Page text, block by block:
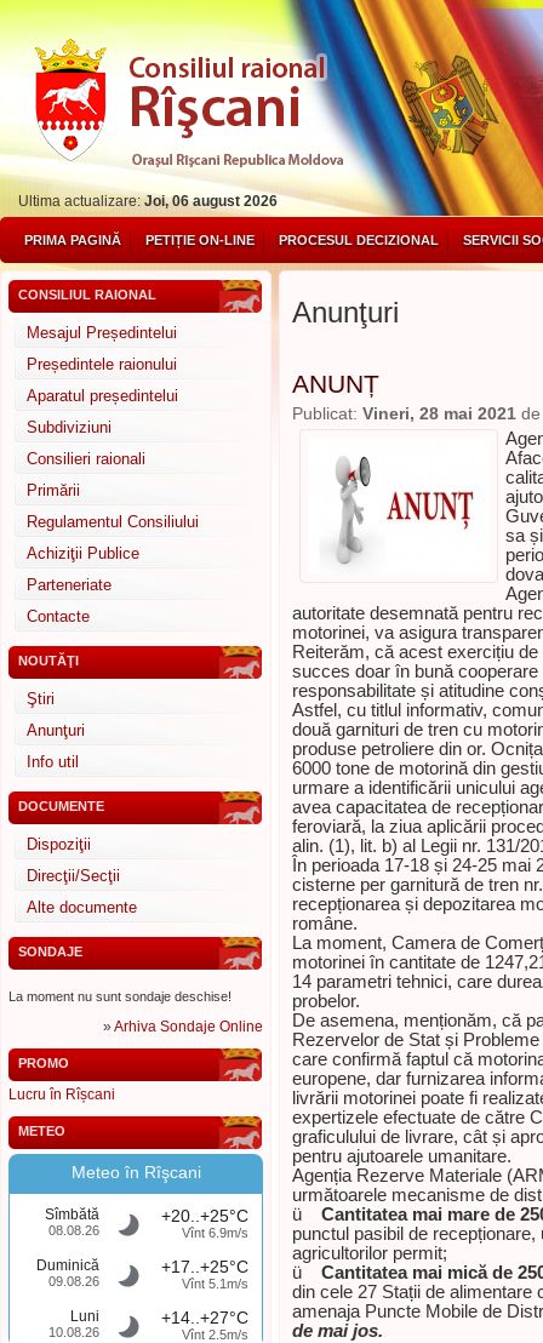
Ultima actualizare:Joi, 06 august 2026
PRIMA PAGINĂ PETIȚIE ON-LINE PROCESUL DECIZIONAL SERVICII
CONSILIUL RAIONAL
Mesajul Președintelui
Președintele raionului
Aparatul președintelui
Subdiviziuni
Consilieri raionali
Primării
Regulamentul Consiliului
Achiziţii Publice
Parteneriate
Contacte
NOUTĂŢI
Ştiri
Anunţuri
Info util
DOCUMENTE
Dispoziţii
Direcţii/Secţii
Alte documente
SONDAJE
La moment nu sunt sondaje deschise!
»Arhiva Sondaje Online
PROMO
Lucru în Rîșcani
METEO
Meteo în Rîşcani
Sîmbătă
08.08.26
+20..+25°C
Vînt 6.9m/s
Duminică
09.08.26
+17..+25°C
Vînt 5.1m/s
Luni
10.08.26
+14..+27°C
Vînt 2.5m/s
Anunţuri
ANUNȚ
Publicat: Vineri, 28 mai 2021
sa
autoritate desemnată pentru
motorinei, va asigura
Reiterăm, că acest exercițiu
succes doar în bună
responsabilitate și atitudine
Astfel, cu titlul informativ,
două garnituri de tren cu
produse petroliere din or.
6000 tone de motorină din
urmare a identificării unicului
avea capacitatea de
feroviară, la ziua aplicării
alin. (1), lit. b) al Legii nr. 131/
În perioada 17-18 și 24-25
cisterne per garnitură de tren
recepționarea și depozitarea
române.
La moment, Camera de
motorinei în cantitate de
14 parametri tehnici, care
probelor.
De asemena, menționăm, că
Rezervelor de Stat și
care confirmă faptul că
europene, dar furnizarea
livrării motorinei poate fi
expertizele efectuate de către
graficulului de livrare, cât și
pentru ajutoarele umanitare.
Agenția Rezerve Materiale
următoarele mecanisme de
ü Cantitatea mai mare de
punctul pasibil de
agricultorilor permit;
ü Cantitatea mai mică de
din cele 27 Stații de alimentare
amenaja Puncte Mobile de
de mai jos.